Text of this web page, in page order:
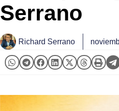
Serrano
Richard Serrano